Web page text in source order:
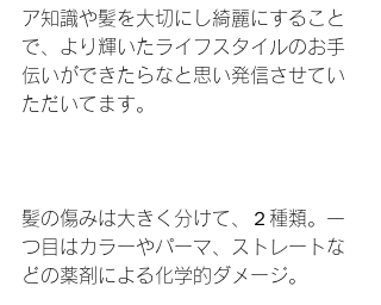
ア知識や髪を大切にし綺麗にすること
で、より輝いたライフスタイルのお手
伝いができたらなと思い発信させてい
ただいてます。
髪の傷みは大きく分けて、２種類。一
つ目はカラーやパーマ、ストレートな
どの薬剤による化学的ダメージ。